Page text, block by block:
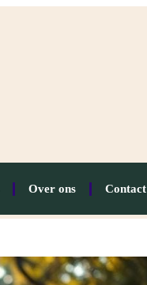
Over ons Contact